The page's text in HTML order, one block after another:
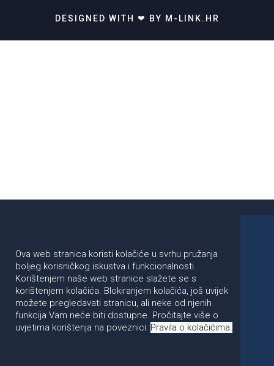
DESIGNED WITH ❤ BY M-LINK.HR
Ova web stranica koristi kolačiće u svrhu pružanja
boljeg korisničkog iskustva i funkcionalnosti.
Korištenjem naše web stranice slažete se s
korištenjem kolačića. Blokiranjem kolačića, još uvijek
možete pregledavati stranicu, ali neke od njenih
funkcija Vam neće biti dostupne. Pročitajte više o
uvjetima korištenja na poveznici: Pravila o kolačićima.